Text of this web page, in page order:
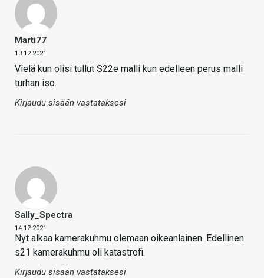
Marti77
13.12.2021
Vielä kun olisi tullut S22e malli kun edelleen perus malli
turhan iso.
Kirjaudu sisään vastataksesi
Sally_Spectra
14.12.2021
Nyt alkaa kamerakuhmu olemaan oikeanlainen. Edellinen
s21 kamerakuhmu oli katastrofi.
Kirjaudu sisään vastataksesi